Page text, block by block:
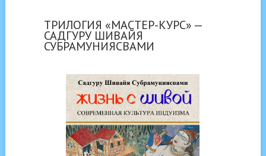
ТРИЛОГИЯ «МАСТЕР-КУРС» —
САДГУРУ ШИВАЙЯ
СУБРАМУНИЯСВАМИ